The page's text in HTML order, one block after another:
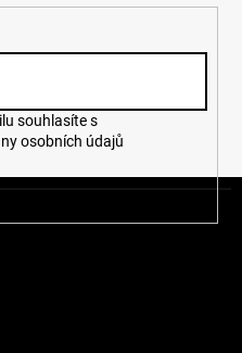
osobních údajů